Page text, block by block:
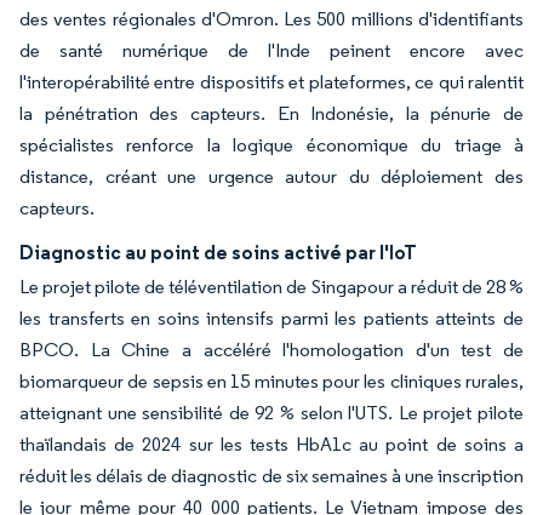
des ventes régionales d'Omron. Les 500 millions d'identifiants
de santé numérique de l'Inde peinent encore avec
l'interopérabilité entre dispositifs et plateformes, ce qui ralentit
la pénétration des capteurs. En Indonésie, la pénurie de
spécialistes renforce la logique économique du triage à
distance, créant une urgence autour du déploiement des
capteurs.
Diagnostic au point de soins activé par l'IoT
Le projet pilote de téléventilation de Singapour a réduit de 28 %
les transferts en soins intensifs parmi les patients atteints de
BPCO. La Chine a accéléré l'homologation d'un test de
biomarqueur de sepsis en 15 minutes pour les cliniques rurales,
atteignant une sensibilité de 92 % selon l'UTS. Le projet pilote
thaïlandais de 2024 sur les tests HbA1c au point de soins a
réduit les délais de diagnostic de six semaines à une inscription
le jour même pour 40 000 patients. Le Vietnam impose des